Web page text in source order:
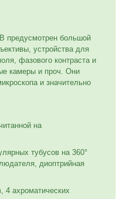
предусмотрен большой
устройства для
фазового контраста и
камеры и проч. Они
и значительно
на
тубусов на 360°
диоптрийная
4 ахроматических